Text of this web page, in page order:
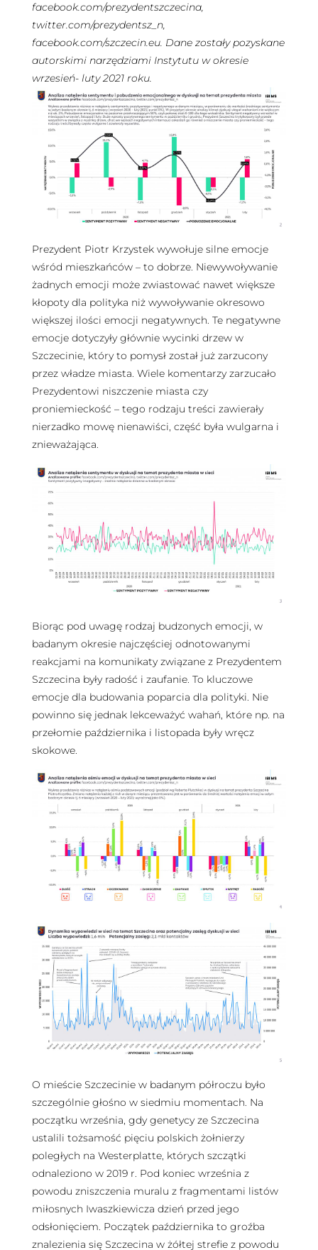
facebook.com/prezydentszczecina,
twitter.com/prezydentsz_n,
facebook.com/szczecin.eu. Dane zostały pozyskane
autorskimi narzędziami Instytutu w okresie
wrzesień- luty 2021 roku.
Prezydent Piotr Krzystek wywołuje silne emocje
wśród mieszkańców – to dobrze. Niewywoływanie
żadnych emocji może zwiastować nawet większe
kłopoty dla polityka niż wywoływanie okresowo
większej ilości emocji negatywnych. Te negatywne
emocje dotyczyły głównie wycinki drzew w
Szczecinie, który to pomysł został już zarzucony
przez władze miasta. Wiele komentarzy zarzucało
Prezydentowi niszczenie miasta czy
proniemieckość – tego rodzaju treści zawierały
nierzadko mowę nienawiści, część była wulgarna i
znieważająca.
Biorąc pod uwagę rodzaj budzonych emocji, w
badanym okresie najczęściej odnotowanymi
reakcjami na komunikaty związane z Prezydentem
Szczecina były radość i zaufanie. To kluczowe
emocje dla budowania poparcia dla polityki. Nie
powinno się jednak lekceważyć wahań, które np. na
przełomie października i listopada były wręcz
skokowe.
O mieście Szczecinie w badanym półroczu było
szczególnie głośno w siedmiu momentach. Na
początku września, gdy genetycy ze Szczecina
ustalili tożsamość pięciu polskich żołnierzy
poległych na Westerplatte, których szczątki
odnaleziono w 2019 r. Pod koniec września z
powodu zniszczenia muralu z fragmentami listów
miłosnych Iwaszkiewicza dzień przed jego
odsłonięciem. Początek października to groźba
znalezienia się Szczecina w żółtej strefie z powodu